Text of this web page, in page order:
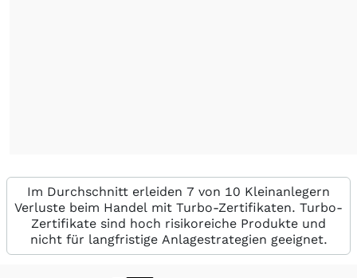
Im Durchschnitt erleiden 7 von 10 Kleinanlegern
Verluste beim Handel mit Turbo-Zertifikaten. Turbo-
Zertifikate sind hoch risikoreiche Produkte und
nicht für langfristige Anlagestrategien geeignet.